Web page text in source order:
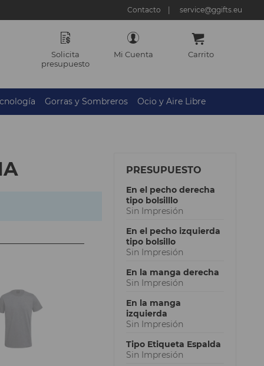
Contacto service@ggifts.eu
Solicita
presupuesto
Mi Cuenta Carrito
Gorras y Sombreros Ocio y Aire Libre
PRESUPUESTO
En el pecho derecha
tipo bolsilllo
Sin Impresión
En el pecho izquierda
tipo bolsillo
Sin Impresión
En la manga derecha
Sin Impresión
En la manga
izquierda
Sin Impresión
Tipo Etiqueta Espalda
Sin Impresión